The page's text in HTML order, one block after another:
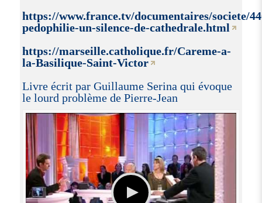
https://www.france.tv/documentaires/societe/
pedophilie-un-silence-de-cathedrale.html
https://marseille.catholique.fr/Careme-a-
la-Basilique-Saint-Victor
Livre écrit par Guillaume Serina qui évoque
le lourd problème de Pierre-Jean